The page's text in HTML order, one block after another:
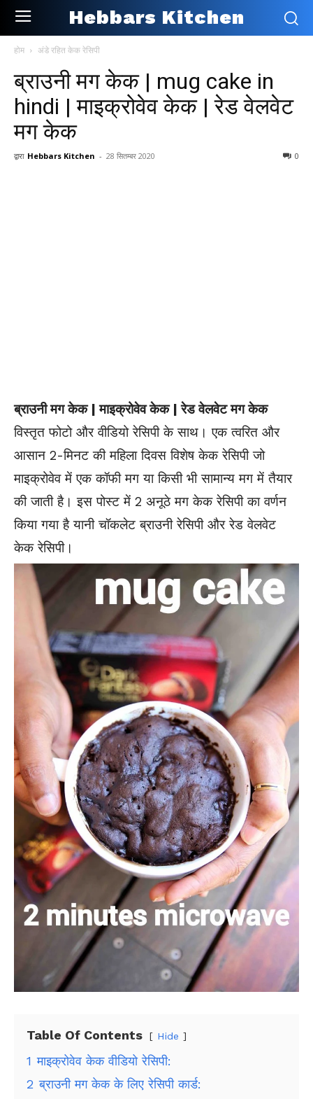
Hebbars Kitchen
होम अंडे रहित केक रेसिपी
ब्राउनी मग केक | mug cake in
hindi | माइक्रोवेव केक | रेड वेलवेट
मग केक
द्वारा Hebbars Kitchen - 28 सितम्बर 2020 0
ब्राउनी मग केक | माइक्रोवेव केक | रेड वेलवेट मग केक
विस्तृत फोटो और वीडियो रेसिपी के साथ। एक त्वरित और
आसान 2-मिनट की महिला दिवस विशेष केक रेसिपी जो
माइक्रोवेव में एक कॉफी मग या किसी भी सामान्य मग में तैयार
की जाती है। इस पोस्ट में 2 अनूठे मग केक रेसिपी का वर्णन
किया गया है यानी चॉकलेट ब्राउनी रेसिपी और रेड वेलवेट
केक रेसिपी।
Table Of Contents Hide
1 माइक्रोवेव केक वीडियो रेसिपी:
2 ब्राउनी मग केक के लिए रेसिपी कार्ड: